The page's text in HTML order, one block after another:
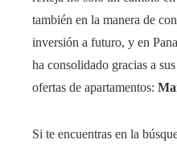
también en la manera de
inversión a futuro, y en
ha consolidado gracias a
ofertas de apartamentos:
Si te encuentras en la